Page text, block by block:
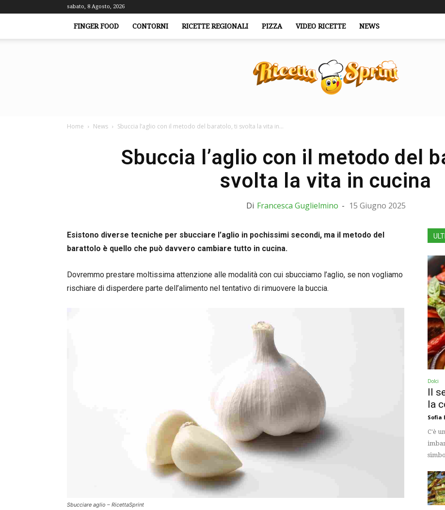
sabato, 8 Agosto, 2026
FINGER FOOD CONTORNI RICETTE REGIONALI PIZZA VIDEO RICETTE NEWS
Home News Sbuccia l’aglio con il metodo del baratolo, ti svolta la vita in...
Sbuccia l’aglio con il metodo del
svolta la vita in cucina
Di Francesca Guglielmino - 15 Giugno 2025
Esistono diverse tecniche per sbucciare l’aglio in pochissimi secondi, ma il metodo del
barattolo è quello che può davvero cambiare tutto in cucina.
Dovremmo prestare moltissima attenzione alle modalità con cui sbucciamo l’aglio, se non vogliamo
rischiare di disperdere parte dell’alimento nel tentativo di rimuovere la buccia.
Sbucciare aglio – RicettaSprint
Dolci
Il
la
Sofia
C'è